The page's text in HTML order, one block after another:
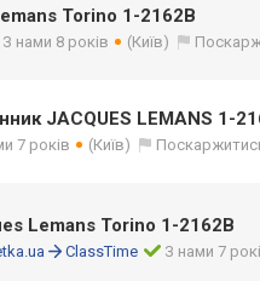
Torino 1-2162B
З нами 8 років (Київ)
JACQUES LEMANS 1-
7 років (Київ)
Lemans Torino 1-2162B
ClassTime З нами 7